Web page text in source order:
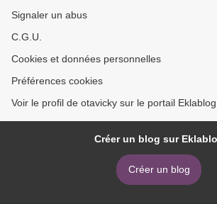
Signaler un abus
C.G.U.
Cookies et données personnelles
Préférences cookies
Voir le profil de otavicky sur le portail Eklablog
Créer un blog sur
Créer un blog